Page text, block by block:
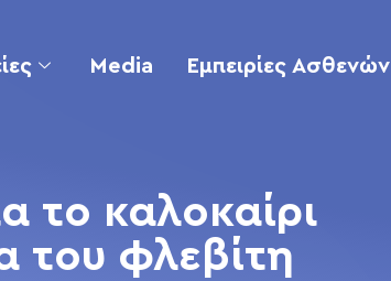
Media Εμπειρίες Ασθενών
το καλοκαίρι
του φλεβίτη